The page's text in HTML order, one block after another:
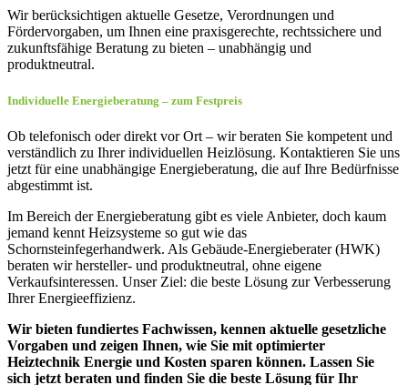
Wir berücksichtigen aktuelle Gesetze, Verordnungen und
Fördervorgaben, um Ihnen eine praxisgerechte, rechtssichere und
zukunftsfähige Beratung zu bieten – unabhängig und
produktneutral.
Individuelle Energieberatung – zum Festpreis
Ob telefonisch oder direkt vor Ort – wir beraten Sie kompetent und
verständlich zu Ihrer individuellen Heizlösung. Kontaktieren Sie uns
jetzt für eine unabhängige Energieberatung, die auf Ihre Bedürfnisse
abgestimmt ist.
Im Bereich der Energieberatung gibt es viele Anbieter, doch kaum
jemand kennt Heizsysteme so gut wie das
Schornsteinfegerhandwerk. Als Gebäude-Energieberater (HWK)
beraten wir hersteller- und produktneutral, ohne eigene
Verkaufsinteressen. Unser Ziel: die beste Lösung zur Verbesserung
Ihrer Energieeffizienz.
Wir bieten fundiertes Fachwissen, kennen aktuelle gesetzliche
Vorgaben und zeigen Ihnen, wie Sie mit optimierter
Heiztechnik Energie und Kosten sparen können. Lassen Sie
sich jetzt beraten und finden Sie die beste Lösung für Ihr